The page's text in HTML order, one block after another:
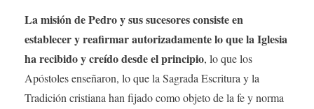
La misión de Pedro y sus sucesores consiste en
establecer y reafirmar autorizadamente lo que la Iglesia
ha recibido y creído desde el principio, lo que los
Apóstoles enseñaron, lo que la Sagrada Escritura y la
Tradición cristiana han fijado como objeto de la fe y norma